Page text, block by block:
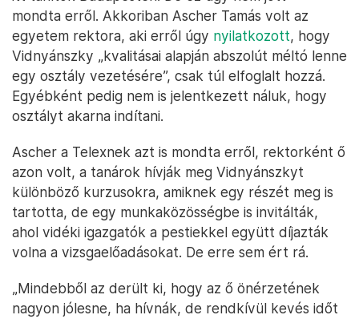
mondta erről. Akkoriban Ascher Tamás volt az
egyetem rektora, aki erről úgy nyilatkozott, hogy
Vidnyánszky „kvalitásai alapján abszolút méltó lenne
egy osztály vezetésére”, csak túl elfoglalt hozzá.
Egyébként pedig nem is jelentkezett náluk, hogy
osztályt akarna indítani.
Ascher a Telexnek azt is mondta erről, rektorként ő
azon volt, a tanárok hívják meg Vidnyánszkyt
különböző kurzusokra, amiknek egy részét meg is
tartotta, de egy munkaközösségbe is invitálták,
ahol vidéki igazgatók a pestiekkel együtt díjazták
volna a vizsgaelőadásokat. De erre sem ért rá.
„Mindebből az derült ki, hogy az ő önérzetének
nagyon jólesne, ha hívnák, de rendkívül kevés időt